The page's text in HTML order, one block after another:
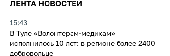
ЛЕНТА НОВОСТЕЙ
15:43
В Туле «Волонтерам-медикам»
исполнилось 10 лет: в регионе более 2400
добровольце